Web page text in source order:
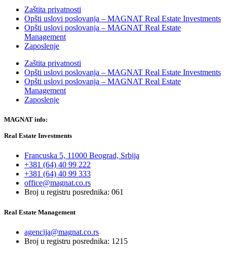
Zaštita privatnosti
Opšti uslovi poslovanja – MAGNAT Real Estate Investments
Opšti uslovi poslovanja – MAGNAT Real Estate
Management
Zaposlenje
Zaštita privatnosti
Opšti uslovi poslovanja – MAGNAT Real Estate Investments
Opšti uslovi poslovanja – MAGNAT Real Estate
Management
Zaposlenje
MAGNAT info:
Real Estate Investments
Francuska 5, 11000 Beograd, Srbija
+381 (64) 40 99 222
+381 (64) 40 99 333
office@magnat.co.rs
Broj u registru posrednika: 061
Real Estate Management
agencija@magnat.co.rs
Broj u registru posrednika: 1215